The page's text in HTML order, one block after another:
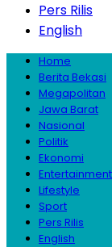
Pers Rilis
English
Home
Berita Bekasi
Megapolitan
Jawa Barat
Nasional
Politik
Ekonomi
Entertainment
Lifestyle
Sport
Pers Rilis
English